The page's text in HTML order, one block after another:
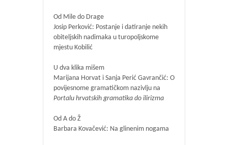
Od Mile do Drage
Josip Perković: Postanje i datiranje nekih
obiteljskih nadimaka u turopoljskome
mjestu Kobilić
U dva klika mišem
Marijana Horvat i Sanja Perić Gavrančić: O
povijesnome gramatičkom nazivlju na
Portalu hrvatskih gramatika do ilirizma
Od A do Ž
Barbara Kovačević: Na glinenim nogama